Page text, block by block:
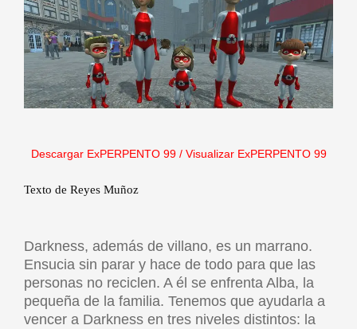
Descargar ExPERPENTO 99/ Visualizar ExPERPENTO 99
Texto de Reyes Muñoz
Darkness, además de villano, es un marrano.
Ensucia sin parar y hace de todo para que las
personas no reciclen. A él se enfrenta Alba, la
pequeña de la familia. Tenemos que ayudarla a
vencer a Darkness en tres niveles distintos: la